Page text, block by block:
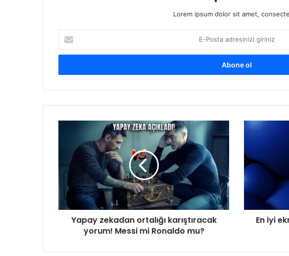
Lorem ipsum dolor sit amet,
Posta
adresinizi
ortalığı
karıştıracak
Messi
Ronaldo
mu?
Yapay zekadan ortalığı karıştıracak
yorum! Messi mi Ronaldo mu?
En
sahip
Xiaomi
modelleri!
–
Şubat
2025
En iyi